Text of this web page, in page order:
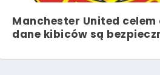
Manchester United
dane kibiców są